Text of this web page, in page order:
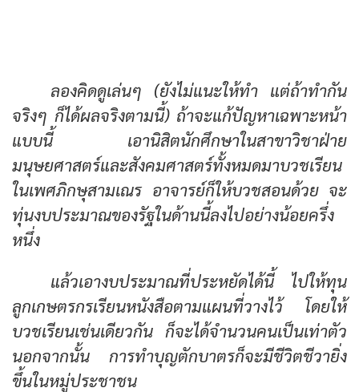
ลองคิดดูเล่นๆ (ยังไม่แนะให้ทำ แต่ถ้าทำกัน
จริงๆ ก็ได้ผลจริงตามนี้) ถ้าจะแก้ปัญหาเฉพาะหน้า
แบบนี้ เอานิสิตนักศึกษาในสาขาวิชาฝ่าย
มนุษยศาสตร์และสังคมศาสตร์ทั้งหมดมาบวชเรียน
ในเพศภิกษุสามเณร อาจารย์ก็ให้บวชสอนด้วย จะ
ทุ่นงบประมาณของรัฐในด้านนี้ลงไปอย่างน้อยครึ่ง
หนึ่ง
แล้วเอางบประมาณที่ประหยัดได้นี้ ไปให้ทุน
ลูกเกษตรกรเรียนหนังสือตามแผนที่วางไว้ โดยให้
บวชเรียนเช่นเดียวกัน ก็จะได้จำนวนคนเป็นเท่าตัว
นอกจากนั้น การทำบุญตักบาตรก็จะมีชีวิตชีวายิ่ง
ขึ้นในหมู่ประชาชน